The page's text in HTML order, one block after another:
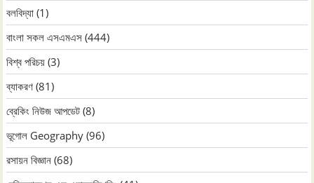
বলবিদ্যা (1)
বাংলা সকল এসএমএস (444)
বিশ্ব পরিচয় (3)
ব্যাকরণ (81)
ব্রেকিং নিউজ আপডেট (8)
ভূগোল Geography (96)
রসায়ন বিজ্ঞান (68)